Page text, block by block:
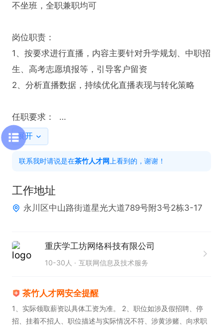
不坐班，全职兼职均可
岗位职责：
1、按要求进行直播，内容主要针对升学规划、中职招
生、高考志愿填报等，引导客户留资
2、分析直播数据，持续优化直播表现与转化策略
任职要求：
抖音/快手/视频号等任一平台有半年以上直播带货/直
播下粉经验（教育类下粉/大健康带货经验优先；无任
何经验勿扰）
展开
联系我时请说是在茶竹人才网 上看到的，谢谢！
工作地址
永川区中山路街道星光大道789号附3号2栋3-17
重庆学工坊网络科技有限公司
10-30人 互联网信息及技术服务
茶竹人才网安全提醒
1、实际领取薪资以具体工资为准。 2、职位如涉及假招聘、停
招、挂着不招人、职位描述与实际情况不符、涉黄涉赌、向求职